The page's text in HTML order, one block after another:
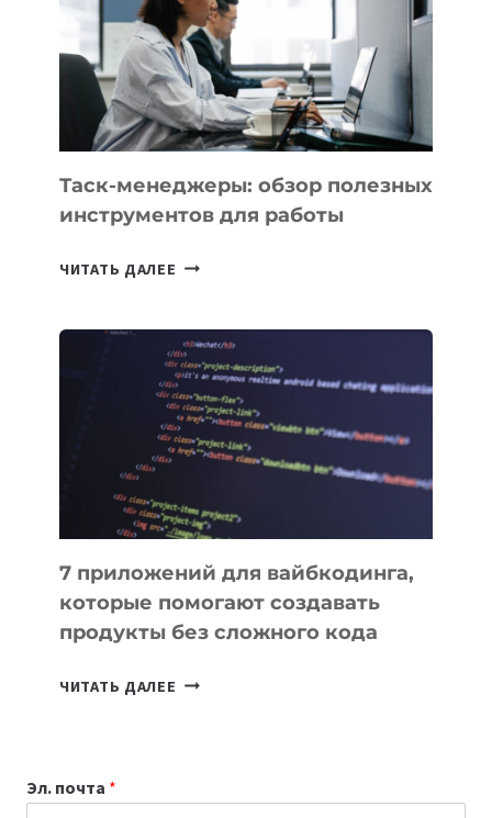
3
ЗАДАЧИ
ЕМУ
МОЖНО
ПОРУЧИТЬ
УЖЕ
Таск-менеджеры: обзор полезных
инструментов для работы
ЧИТАТЬ ДАЛЕЕ ТАСК-
ПОЛЕЗНЫХ
ИНСТРУМЕНТОВ
ДЛЯ
РАБОТЫ
7 приложений для вайбкодинга,
которые помогают создавать
продукты без сложного кода
ЧИТАТЬ ДАЛЕЕ 7
Эл. почта *